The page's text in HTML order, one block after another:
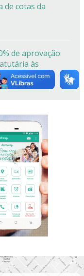
de cotas da
de aprovação
às